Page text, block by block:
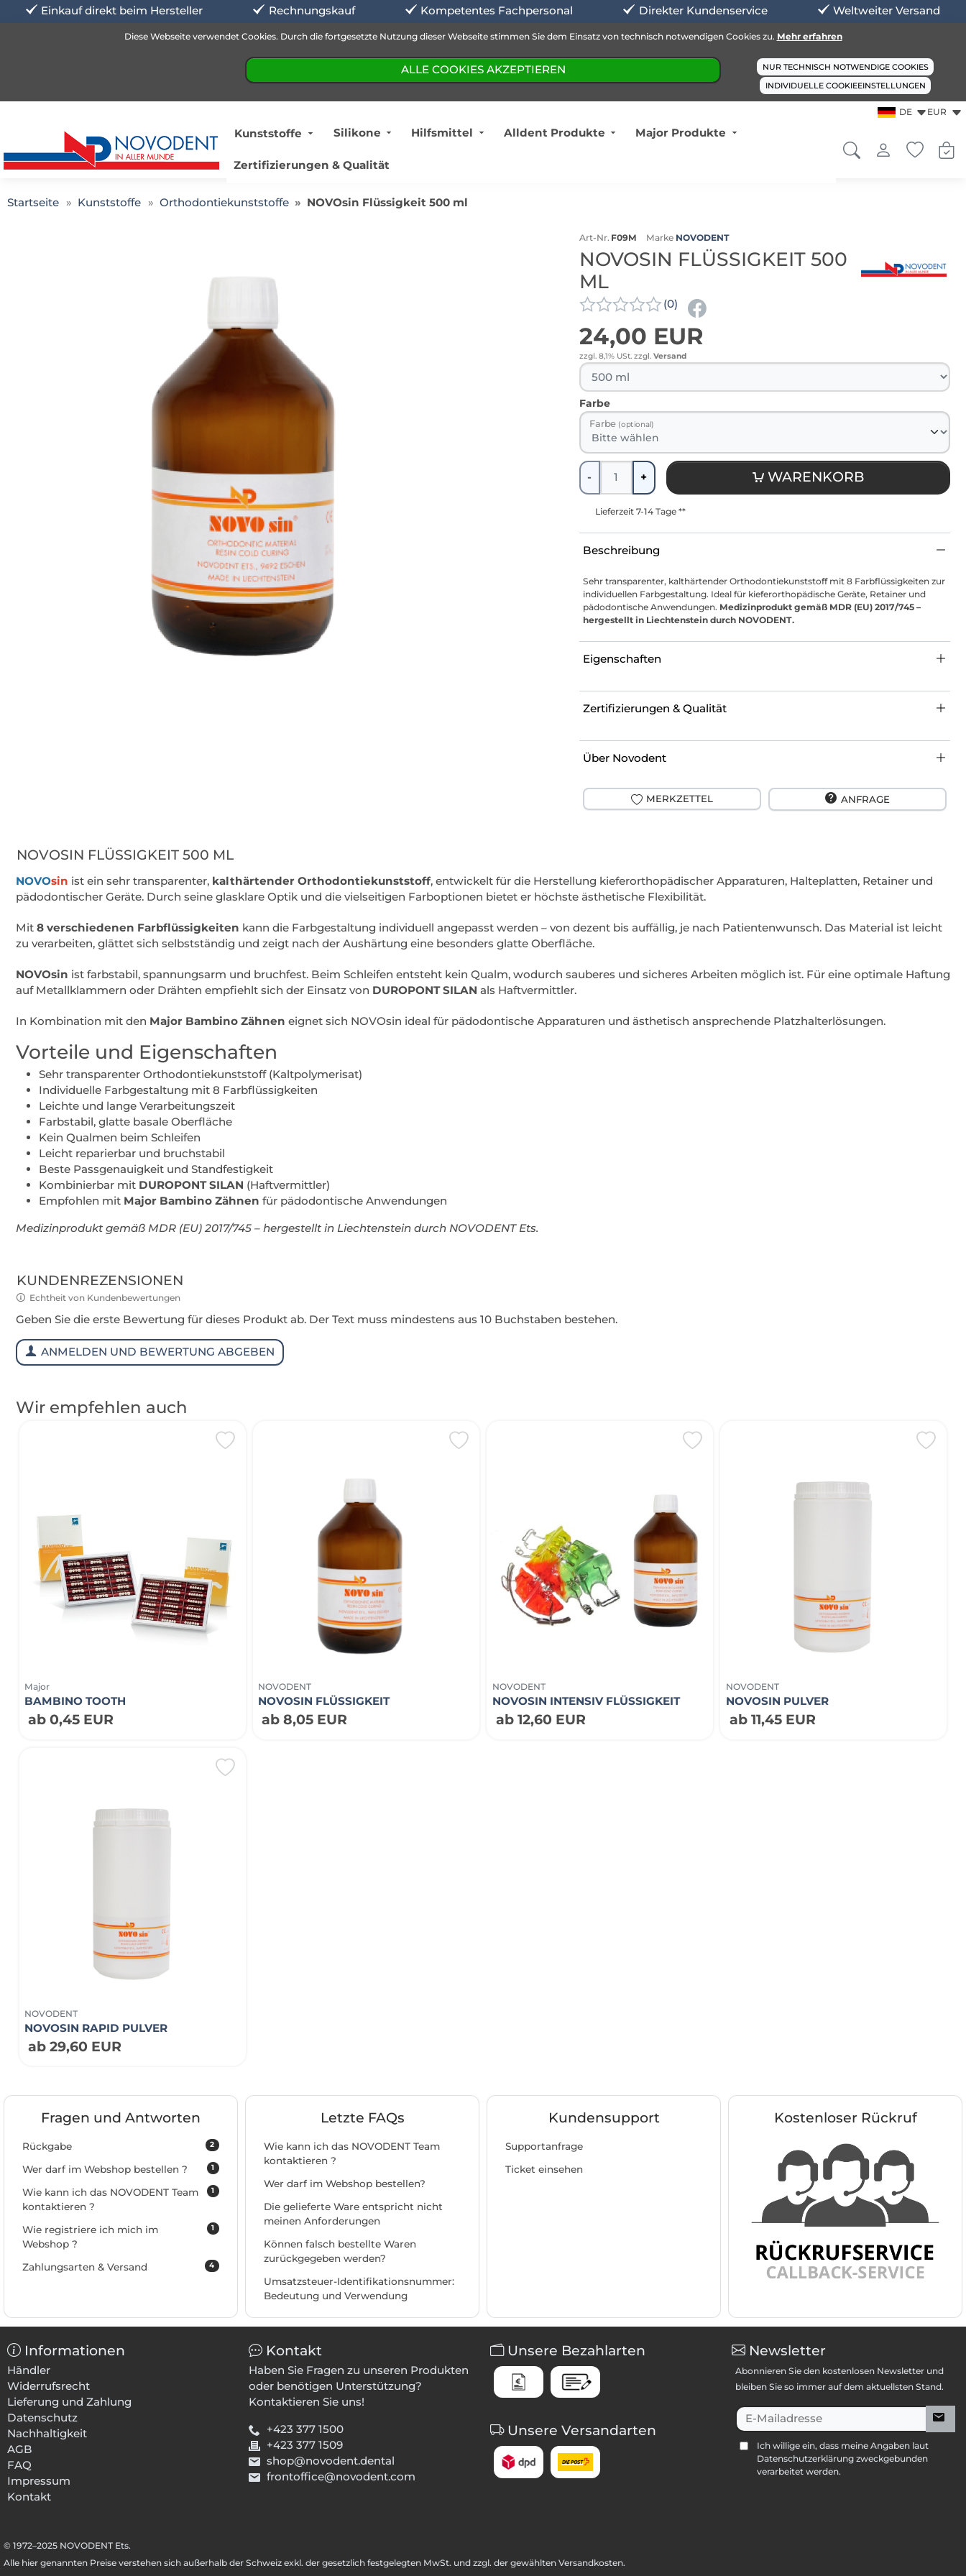
Einkauf direkt beim Hersteller Rechnungskauf Kompetentes Fachpersonal Direkter Kundenservice Weltweiter Versand
Diese Webseite verwendet Cookies. Durch die fortgesetzte Nutzung dieser Webseite stimmen Sie dem Einsatz von technisch notwendigen Cookies zu. Mehr erfahren
ALLE COOKIES AKZEPTIEREN
NUR TECHNISCH NOTWENDIGE COOKIES
INDIVIDUELLE COOKIEEINSTELLUNGEN
DE EUR
Kunststoffe Silikone Hilfsmittel Alldent Produkte Major Produkte
Zertifizierungen & Qualität
Startseite Kunststoffe Orthodontiekunststoffe NOVOsin Flüssigkeit 500 ml
Art-Nr. F09M Marke NOVODENT
NOVOSIN FLÜSSIGKEIT 500
ML
(0)
24,00 EUR
zzgl. 8,1% USt. zzgl. Versand
Farbe
Farbe (optional)
Menge
- + WARENKORB
Lieferzeit 7-14 Tage **
Beschreibung
Sehr transparenter, kalthärtender Orthodontiekunststoff mit 8 Farbflüssigkeiten zur
individuellen Farbgestaltung. Ideal für kieferorthopädische Geräte, Retainer und
pädodontische Anwendungen. Medizinprodukt gemäß MDR (EU) 2017/745 –
hergestellt in Liechtenstein durch NOVODENT.
Eigenschaften
Zertifizierungen & Qualität
Über Novodent
MERKZETTEL ANFRAGE
NOVOSIN FLÜSSIGKEIT 500 ML
NOVOsin ist ein sehr transparenter, kalthärtender Orthodontiekunststoff, entwickelt für die Herstellung kieferorthopädischer Apparaturen, Halteplatten, Retainer und
pädodontischer Geräte. Durch seine glasklare Optik und die vielseitigen Farboptionen bietet er höchste ästhetische Flexibilität.
Mit 8 verschiedenen Farbflüssigkeiten kann die Farbgestaltung individuell angepasst werden – von dezent bis auffällig, je nach Patientenwunsch. Das Material ist leicht
zu verarbeiten, glättet sich selbstständig und zeigt nach der Aushärtung eine besonders glatte Oberfläche.
NOVOsin ist farbstabil, spannungsarm und bruchfest. Beim Schleifen entsteht kein Qualm, wodurch sauberes und sicheres Arbeiten möglich ist. Für eine optimale Haftung
auf Metallklammern oder Drähten empfiehlt sich der Einsatz von DUROPONT SILAN als Haftvermittler.
In Kombination mit den Major Bambino Zähnen eignet sich NOVOsin ideal für pädodontische Apparaturen und ästhetisch ansprechende Platzhalterlösungen.
Vorteile und Eigenschaften
Sehr transparenter Orthodontiekunststoff (Kaltpolymerisat)
Individuelle Farbgestaltung mit 8 Farbflüssigkeiten
Leichte und lange Verarbeitungszeit
Farbstabil, glatte basale Oberfläche
Kein Qualmen beim Schleifen
Leicht reparierbar und bruchstabil
Beste Passgenauigkeit und Standfestigkeit
Kombinierbar mit DUROPONT SILAN (Haftvermittler)
Empfohlen mit Major Bambino Zähnen für pädodontische Anwendungen
Medizinprodukt gemäß MDR (EU) 2017/745 – hergestellt in Liechtenstein durch NOVODENT Ets.
KUNDENREZENSIONEN
Echtheit von Kundenbewertungen
Geben Sie die erste Bewertung für dieses Produkt ab. Der Text muss mindestens aus 10 Buchstaben bestehen.
ANMELDEN UND BEWERTUNG ABGEBEN
Wir empfehlen auch
Major
BAMBINO TOOTH
ab 0,45 EUR
NOVODENT
NOVOSIN FLÜSSIGKEIT
ab 8,05 EUR
NOVODENT
NOVOSIN INTENSIV FLÜSSIGKEIT
ab 12,60 EUR
NOVODENT
NOVOSIN PULVER
ab 11,45 EUR
NOVODENT
NOVOSIN RAPID PULVER
ab 29,60 EUR
Fragen und Antworten
2
Rückgabe
1
Wer darf im Webshop bestellen ?
1
Wie kann ich das NOVODENT Team
kontaktieren ?
1
Wie registriere ich mich im
Webshop ?
4
Zahlungsarten & Versand
Letzte FAQs
Wie kann ich das NOVODENT Team
kontaktieren ?
Wer darf im Webshop bestellen?
Die gelieferte Ware entspricht nicht
meinen Anforderungen
Können falsch bestellte Waren
zurückgegeben werden?
Umsatzsteuer-Identifikationsnummer:
Bedeutung und Verwendung
Kundensupport
Supportanfrage
Ticket einsehen
Kostenloser Rückruf
Informationen
Händler
Widerrufsrecht
Lieferung und Zahlung
Datenschutz
Nachhaltigkeit
AGB
FAQ
Impressum
Kontakt
Kontakt
Haben Sie Fragen zu unseren Produkten
oder benötigen Unterstützung?
Kontaktieren Sie uns!
+423 377 1500
+423 377 1509
shop@novodent.dental
frontoffice@novodent.com
Unsere Bezahlarten
Unsere Versandarten
Newsletter
Abonnieren Sie den kostenlosen Newsletter und
bleiben Sie so immer auf dem aktuellsten Stand.
E-Mailadresse
Ich willige ein, dass meine Angaben laut
Datenschutzerklärung zweckgebunden
verarbeitet werden.
© 1972–2025 NOVODENT Ets.
Alle hier genannten Preise verstehen sich außerhalb der Schweiz exkl. der gesetzlich festgelegten MwSt. und zzgl. der gewählten Versandkosten.